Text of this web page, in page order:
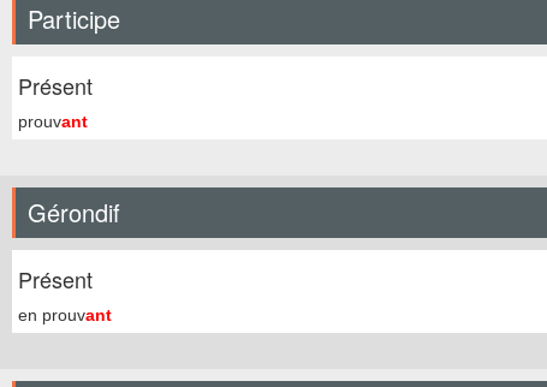
Participe
Présent
prouvant
Gérondif
Présent
en prouvant